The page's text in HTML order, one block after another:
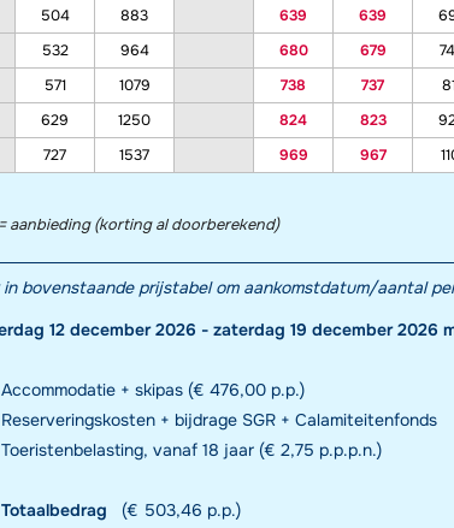
504
883 639 639
532
964 680 679
571
1079 738 737
629
1250 824 823
727
1537 969 967
= aanbieding (korting al doorberekend)
in bovenstaande prijstabel om aankomstdatum/aantal
12 december 2026 - zaterdag 19 december 2026
Accommodatie + skipas (€ 476,00 p.p.)
Reserveringskosten + bijdrage SGR + Calamiteitenfonds
Toeristenbelasting, vanaf 18 jaar (€ 2,75 p.p.p.n.)
Totaalbedrag (€ 503,46 p.p.)